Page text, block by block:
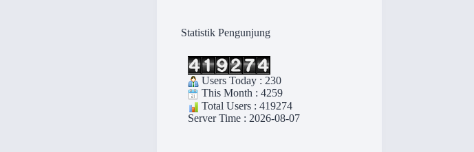
Statistik Pengunjung
Users Today : 230
This Month : 4259
Total Users : 419274
Server Time : 2026-08-07